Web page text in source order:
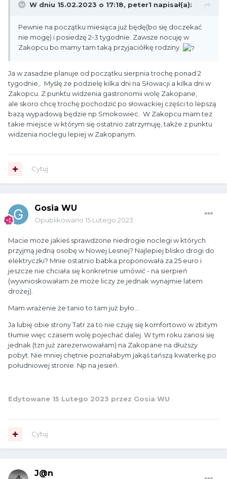
W dniu 15.02.2023 o 17:18, peter1 napisał(a):
Pewnie na początku miesiąca już będę(bo się doczekać
nie mogę) i posiedzę 2-3 tygodnie. Zawsze nocuję w
Zakopcu bo mamy tam taką przyjaciółkę rodziny.
Ja w zasadzie planuje od początku sierpnia trochę ponad 2
tygodnie,. Myślę że podzielę kilka dni na Słowacji a kilka dni w
Zakopcu. Z punktu widzenia gastronomii wolę Zakopane,
ale skoro chcę trochę pochodzić po słowackiej części to lepszą
bazą wypadową będzie np Smokowiec. W Zakopcu mam tez
takie miejsce w którym się ostatnio zatrzymuję, także z punktu
widzenia noclegu lepiej w Zakopanym.
Cytuj
Gosia WU
Opublikowano 15 Lutego 2023
Macie może jakieś sprawdzone niedrogie noclegi w których
przyjmą jedną osobę w Nowej Lesnej? Najlepiej blisko drogi do
elektryczki? Mnie ostatnio babka proponowała za 25 euro i
jeszcze nie chciała się konkretnie umówić - na sierpień
(wywnioskowałam że może liczy ze jednak wynajmie latem
drożej).
Mam wrażenie że tanio to tam już było...
Ja lubię obie strony Tatr za to nie czuję się komfortowo w zbitym
tłumie więc czasem wolę pojechać dalej. W tym roku zanosi się
jednak (tzn już zarezerwowałam) na Zakopane na dłuższy
pobyt. Nie mniej chętnie poznałabym jakąś tańszą kwaterkę po
południowej stronie. Np na jesień.
Edytowane 15 Lutego 2023 przez Gosia WU
Cytuj
J@n